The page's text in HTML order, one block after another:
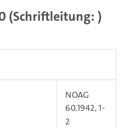
(Schriftleitung: )
NOAG
60.1942, 1-
2